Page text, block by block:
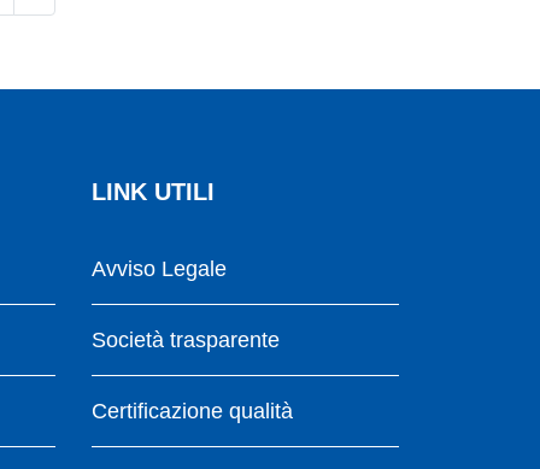
LINK UTILI
Avviso Legale
Società trasparente
Certificazione qualità